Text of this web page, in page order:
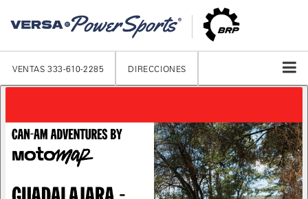
VENTAS 333-610-2285 DIRECCIONES